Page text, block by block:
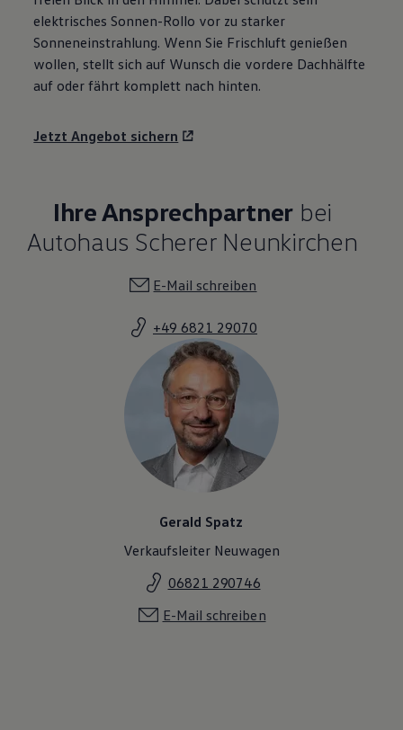
elektrisches Sonnen-Rollo vor zu starker
Sonneneinstrahlung. Wenn Sie Frischluft genießen
wollen, stellt sich auf Wunsch die vordere Dachhälfte
auf oder fährt komplett nach hinten.
Jetzt Angebot sichern
Ihre Ansprechpartner bei
Autohaus Scherer Neunkirchen
E-Mail schreiben
+49 6821 29070
Gerald Spatz
Verkaufsleiter Neuwagen
06821 290746
E-Mail schreiben